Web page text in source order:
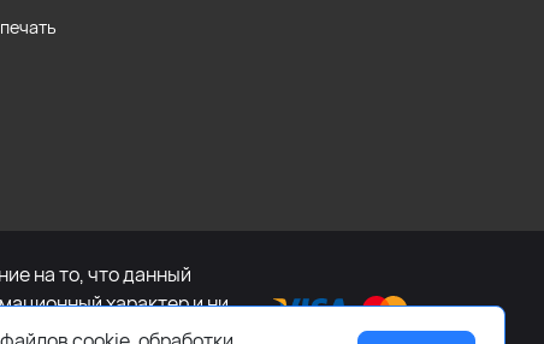
на то, что данный
характер и ни
Российской Федерации.